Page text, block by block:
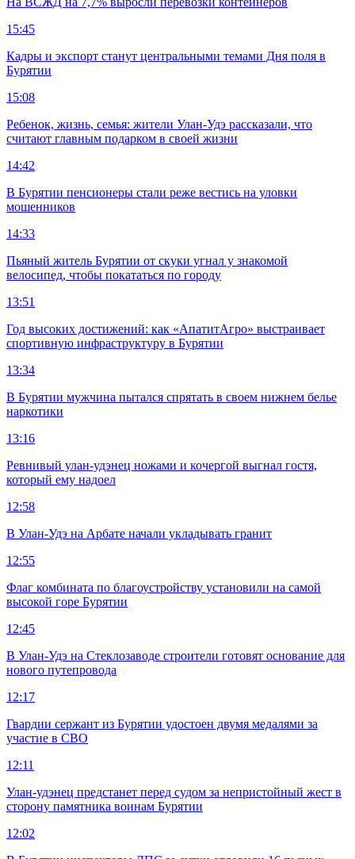
15:45
Кадры и экспорт станут центральными темами Дня поля в
Бурятии
15:08
Ребенок, жизнь, семья: жители Улан-Удэ рассказали, что
считают главным подарком в своей жизни
14:42
В Бурятии пенсионеры стали реже вестись на уловки
мошенников
14:33
Пьяный житель Бурятии от скуки угнал у знакомой
велосипед, чтобы покататься по городу
13:51
Год высоких достижений: как «АпатитАгро» выстраивает
спортивную инфраструктуру в Бурятии
13:34
В Бурятии мужчина пытался спрятать в своем нижнем белье
наркотики
13:16
Ревнивый улан-удэнец ножами и кочергой выгнал гостя,
который ему надоел
12:58
В Улан-Удэ на Арбате начали укладывать гранит
12:55
Флаг комбината по благоустройству установили на самой
высокой горе Бурятии
12:45
В Улан-Удэ на Стеклозаводе строители готовят основание для
нового путепровода
12:17
Гвардии сержант из Бурятии удостоен двумя медалями за
участие в СВО
12:11
Улан-удэнец предстанет перед судом за непристойный жест в
сторону памятника воинам Бурятии
12:02